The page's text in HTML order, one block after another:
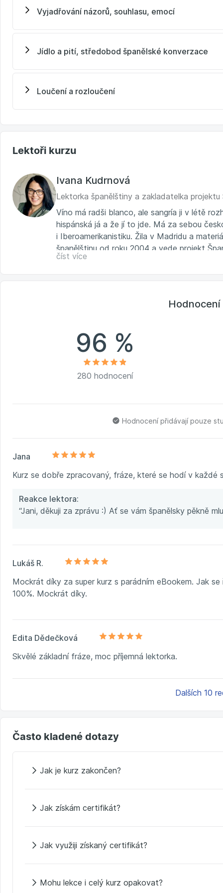
Vyjadřování názorů, souhlasu, emocí
Jídlo a pití, středobod španělské konverzace
Loučení a rozloučení
Lektoři kurzu
Ivana Kudrnová
Lektorka španělštiny a zakladatelka
Víno má radši blanco, ale sangría ji v létě
hispánská já a že jí to jde. Má za sebou
i Iberoamerikanistiku. Žila v Madridu a
španělštinu od roku 2004 a vede projekt
spanelstinadoplavek.cz
číst více
Hodnocení
96 %
280 hodnocení
Hodnocení přidávají pouze
Jana
Kurz se dobře zpracovaný, fráze, které se hodí v každé
Reakce lektora:
“Jani, děkuji za zprávu :) Ať se vám španělsky pěkně
Lukáš R.
Mockrát díky za super kurz s parádním eBookem. Jak
100%. Mockrát díky.
Edita Dědečková
Skvělé základní fráze, moc příjemná lektorka.
Dalších 10
Často kladené dotazy
Jak je kurz zakončen?
Jak získám certifikát?
Jak využiji získaný certifikát?
Mohu lekce i celý kurz opakovat?